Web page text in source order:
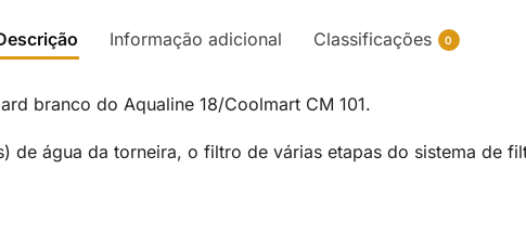
Informação adicional Classificações 0
branco do Aqualine 18/Coolmart CM 101.
de água da torneira, o filtro de várias etapas do sistema de